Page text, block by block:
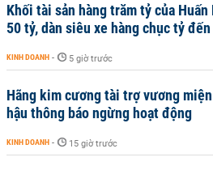
Khối tài sản hàng trăm tỷ của
50 tỷ, dàn siêu xe hàng chục tỷ
KINH DOANH - 5 giờ trước
Hãng kim cương tài trợ vương
hậu thông báo ngừng hoạt động
KINH DOANH - 15 giờ trước